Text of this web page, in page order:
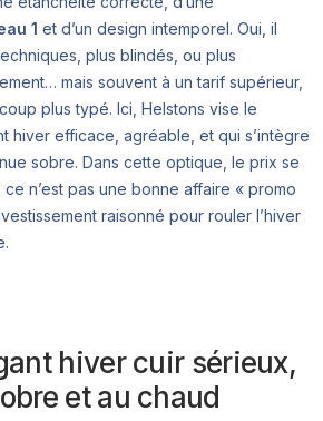
1 et d’un design intemporel. Oui, il
plus blindés, ou plus
mais souvent à un tarif supérieur,
plus typé. Ici, Helstons vise le
hiver efficace, agréable, et qui s’intègre
sobre. Dans cette optique, le prix se
n’est pas une bonne affaire « promo
raisonné pour rouler l’hiver
hiver cuir sérieux,
et au chaud